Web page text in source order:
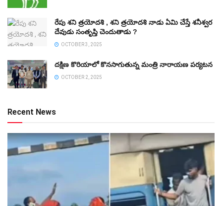
రేపు శని త్రయోదశి , శని త్రయోదశి నాడు ఏమి చేస్తే శనీశ్వర
దేవుడు సంతృప్తి చెందుతాడు ?
OCTOBER 3, 2025
దక్షిణ కొరియాలో కొనసాగుతున్న మంత్రి నారాయణ పర్యటన
OCTOBER 2, 2025
Recent News